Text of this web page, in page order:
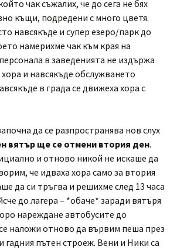
чак съжалих, че до сега не бях
къщи, подредени с много цветя.
навсякъде и супер езеро/парк до
намерихме чак към края на
в заведенията не издържа
и навсякъде обслужването
в града се движеха хора с
да се разпространява нов слух
вятър ще се отмени втория ден.
и отново никой не искаше да
че идваха хора само за втория
да си тръгва и решихме след 13 часа
до лагера – *обаче* заради вятъря
нареждане автобусите до
наложи отново да вървим пеша през
гадния пътен строеж. Вени и Ники са